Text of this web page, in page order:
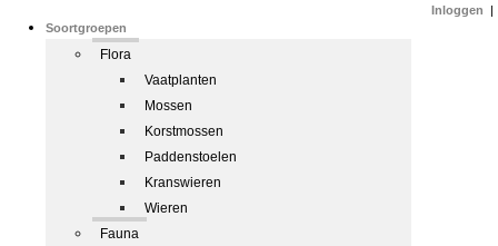
Soortgroepen
Flora
Vaatplanten
Mossen
Korstmossen
Paddenstoelen
Kranswieren
Wieren
Fauna
Inloggen |